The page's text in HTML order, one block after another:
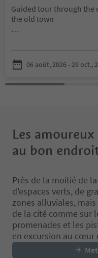
Guided tour through the
the old town
Town, including the
crypt, archaeological
drink at the Gandolfi Wine
When: every Thursday
Duration: 3 hours
Languages: german &
Participants: max. 20
Price: €15 adults; €5 with
Bozen Card (except
Bozen Card Mobility) and
children under 14;
06 août, 2026 - 29 oct.,
Les
au bon
Près de la moitié de
d'espaces verts, de
zones alluviales,
de la cité comme sur
promenades et les
en excursion au cœur